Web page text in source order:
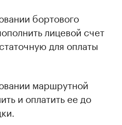
бортового
лицевой счет
для оплаты
маршрутной
и оплатить ее до